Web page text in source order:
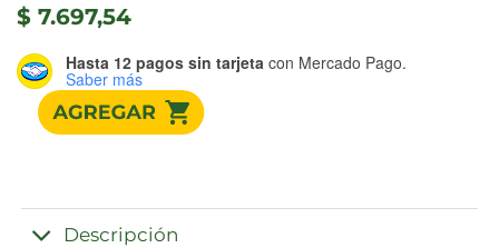
$ 7.697,54
Hasta 12 pagos sin tarjeta con Mercado Pago.
Saber más
Descripción